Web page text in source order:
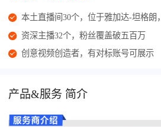
本土直播间30个，位于雅加达-坦格朗，
资深主播32个，粉丝覆盖破五百万
创意视频创造者，有对标账号可展示
产品&服务 简介